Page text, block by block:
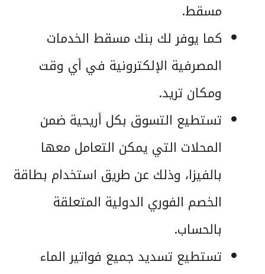
مسقط.
كما يوفر لك بنك مسقط الخدمات
المصرفية الإلكترونية في أي وقت
ومكان تريد.
تستطيع التسوق بكل أريحية ضمن
المحلات التي يمكن التعامل معها
بالفيزا، وذلك عن طريق استخدام بطاقة
الخصم الفوري الدولية المتعلقة
بالحساب.
تستطيع تسديد جميع فواتير الماء